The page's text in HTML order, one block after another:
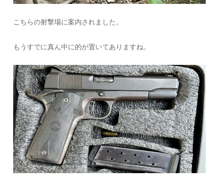
こちらの射撃場に案内されました。
もうすでに真ん中に的が置いてありますね。